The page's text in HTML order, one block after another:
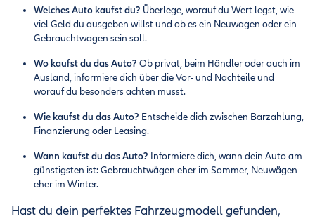
Welches Auto kaufst du? Überlege, worauf du Wert legst, wie
viel Geld du ausgeben willst und ob es ein Neuwagen oder ein
Gebrauchtwagen sein soll.
Wo kaufst du das Auto? Ob privat, beim Händler oder auch im
Ausland, informiere dich über die Vor- und Nachteile und
worauf du besonders achten musst.
Wie kaufst du das Auto? Entscheide dich zwischen Barzahlung,
Finanzierung oder Leasing.
Wann kaufst du das Auto? Informiere dich, wann dein Auto am
günstigsten ist: Gebrauchtwägen eher im Sommer, Neuwägen
eher im Winter.
Hast du dein perfektes Fahrzeugmodell gefunden,